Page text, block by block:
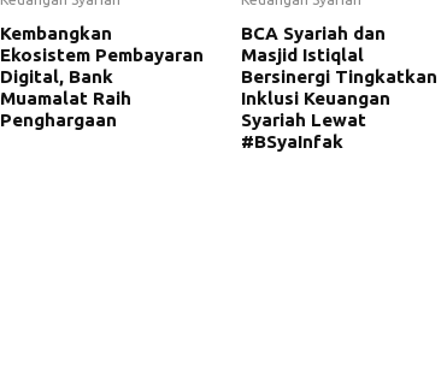
Kembangkan
Ekosistem Pembayaran
Digital, Bank
Muamalat Raih
Penghargaan
BCA Syariah dan
Masjid Istiqlal
Bersinergi Tingkatkan
Inklusi Keuangan
Syariah Lewat
#BSyaInfak